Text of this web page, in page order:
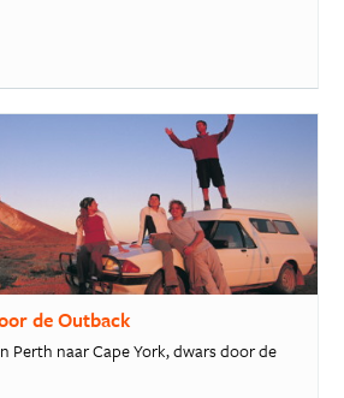
de Outback
Perth naar Cape York, dwars door de